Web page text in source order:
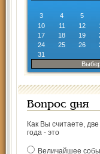
3
4 5
10
11 12
17
18 19
24
25 26
31
Вопрос дня
Как Вы считаете,
года - это
Величайшее